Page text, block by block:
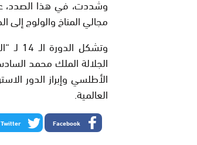
وشددت، في هذا الصدد،
مجالي المناخ والولوج إلى
الجلالة الملك محمد
الأطلسي وإبراز الدور
العالمية.
Facebook
Twitter